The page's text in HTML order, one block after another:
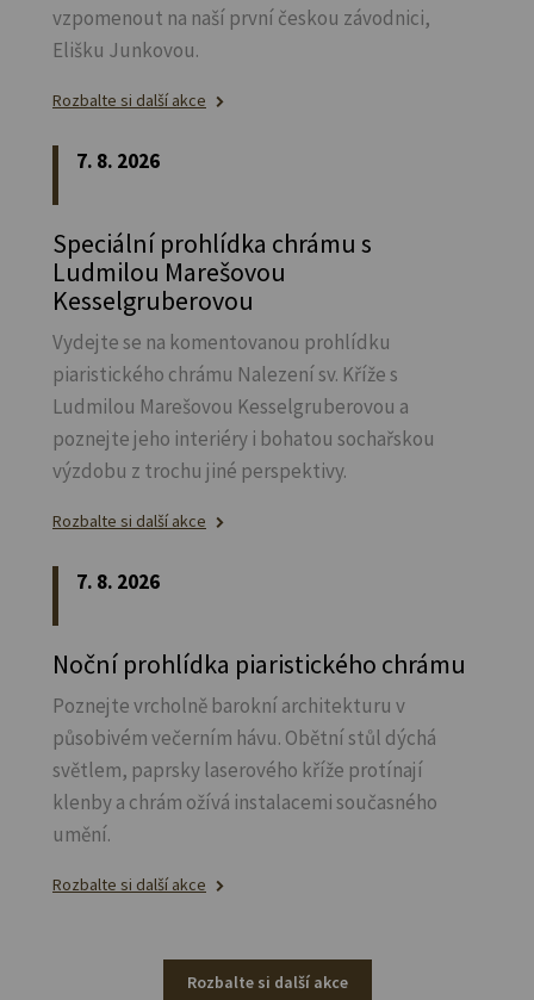
vzpomenout na naší první českou závodnici,
Elišku Junkovou.
Rozbalte si další akce
7. 8. 2026
Speciální prohlídka chrámu s
Ludmilou Marešovou
Kesselgruberovou
Vydejte se na komentovanou prohlídku
piaristického chrámu Nalezení sv. Kříže s
Ludmilou Marešovou Kesselgruberovou a
poznejte jeho interiéry i bohatou sochařskou
výzdobu z trochu jiné perspektivy.
Rozbalte si další akce
7. 8. 2026
Noční prohlídka piaristického chrámu
Poznejte vrcholně barokní architekturu v
působivém večerním hávu. Obětní stůl dýchá
světlem, paprsky laserového kříže protínají
klenby a chrám ožívá instalacemi současného
umění.
Rozbalte si další akce
Rozbalte si další akce